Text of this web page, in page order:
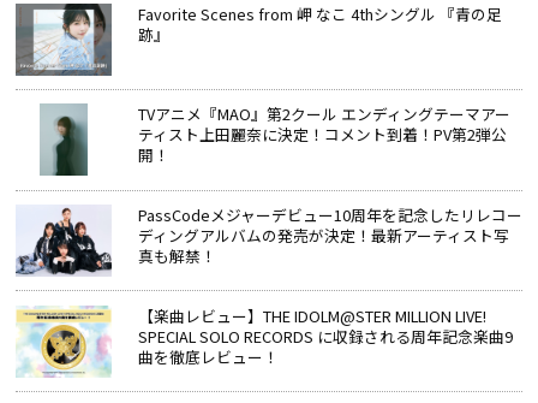
Favorite Scenes from 岬 なこ 4thシングル 『青の足
跡』
TVアニメ『MAO』第2クール エンディングテーマアー
ティスト上田麗奈に決定！コメント到着！PV第2弾公
開！
PassCodeメジャーデビュー10周年を記念したリレコー
ディングアルバムの発売が決定！最新アーティスト写
真も解禁！
【楽曲レビュー】THE IDOLM@STER MILLION LIVE!
SPECIAL SOLO RECORDS に収録される周年記念楽曲9
曲を徹底レビュー！